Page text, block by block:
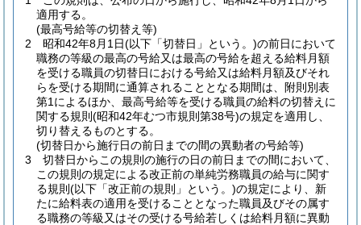
適用する。
(最高号給等の切替え等)
2
昭和42年8月1日(以下「切替日」という。)の前日において
職務の等級の最高の号給又は最高の号給を超える給料月額
を受ける職員の切替日における号給又は給料月額及びそれ
らを受ける期間に通算されることとなる期間は、附則別表
第1によるほか、最高号給等を受ける職員の給料の切替えに
関する規則 (昭和42年むつ市規則第38号)の規定を適用し、
切り替えるものとする。
(切替日から施行日の前日までの間の異動者の号給等)
3
切替日からこの規則の施行の日の前日までの間において、
この規則の規定による改正前の単純労務職員の給与に関す
る規則 (以下「改正前の規則」という。)の規定により、新
たに給料表の適用を受けることとなった職員及びその属す
る職務の等級又はその受ける号給若しくは給料月額に異動